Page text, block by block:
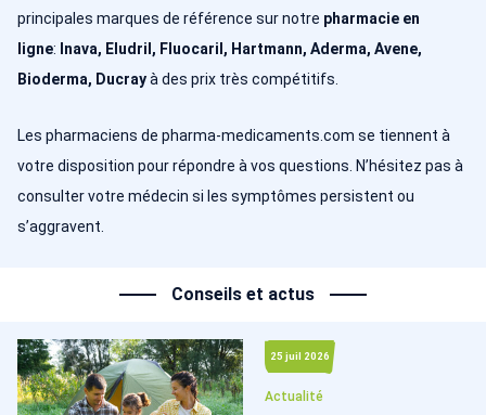
principales marques de référence sur notre pharmacie en
ligne: Inava, Eludril, Fluocaril, Hartmann, Aderma, Avene,
Bioderma, Ducrayà des prix très compétitifs.
Les pharmaciens de pharma-medicaments.com se tiennent à
votre disposition pour répondre à vos questions. N’hésitez pas à
consulter votre médecin si les symptômes persistent ou
s’aggravent.
Conseils et actus
25 juil 2026
Actualité